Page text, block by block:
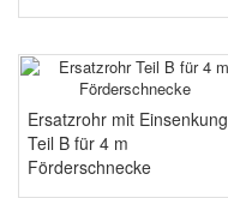
Ersatzrohr mit Einsenkung
Teil B für 4 m
Förderschnecke